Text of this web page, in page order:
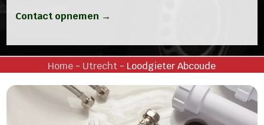
Contact opnemen →
Home - Utrecht - Loodgieter Abcoude